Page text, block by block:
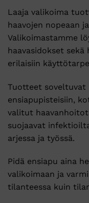
Laaja valikoima
haavojen nopeaan
Valikoimastamme
haavasidokset
erilaisiin
Tuotteet soveltuvat
ensiapupisteisiin,
valitut
suojaavat
arjessa ja työssä.
Pidä ensiapu aina
valikoimaan ja
tilanteessa kuin